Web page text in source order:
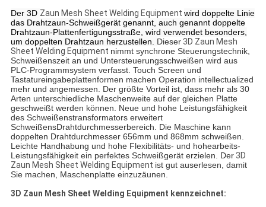
Der 3D Zaun Mesh Sheet Welding Equipment wird doppelte Linie
das Drahtzaun-Schweißgerät genannt, auch genannt doppelte
Drahtzaun-Plattenfertigungsstraße, wird verwendet besonders,
um doppelten Drahtzaun herzustellen. Dieser3D Zaun Mesh
Sheet Welding Equipment nimmt synchrone Steuerungstechnik,
Schweißenszeit an und Untersteuerungsschweißen wird aus
PLC-Programmsystem verfasst. Touch Screen und
Tastatureingabeplattenformen machen Operation intellectualized
mehr und angemessen. Der größte Vorteil ist, dass mehr als 30
Arten unterschiedliche Maschenweite auf der gleichen Platte
geschweißt werden können. Neue und hohe Leistungsfähigkeit
des Schweißenstransformators erweitert
SchweißensDrahtdurchmesserbereich. Die Maschine kann
doppelten Drahtdurchmesser 656mm und 868mm schweißen.
Leichte Handhabung und hohe Flexibilitäts- und hohearbeits-
Leistungsfähigkeit ein perfektes Schweißgerät erzielen. Der3D
Zaun Mesh Sheet Welding Equipment ist gut auserlesen, damit
Sie machen, Maschenplatte einzuzäunen.
3D Zaun Mesh Sheet Welding Equipment kennzeichnet: